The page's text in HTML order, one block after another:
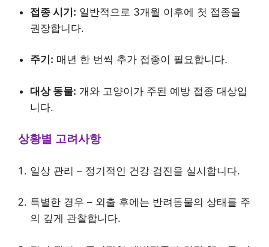
접종 시기: 일반적으로 3개월 이후에 첫 접종을
권장합니다.
주기: 매년 한 번씩 추가 접종이 필요합니다.
대상 동물: 개와 고양이가 주된 예방 접종 대상입
니다.
상황별 고려사항
일상 관리 – 정기적인 건강 검진을 실시합니다.
특별한 경우 – 외출 후에는 반려동물의 상태를 주
의 깊게 관찰합니다.